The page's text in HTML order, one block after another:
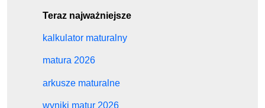
Teraz najważniejsze
kalkulator maturalny
matura 2026
arkusze maturalne
wyniki matur 2026